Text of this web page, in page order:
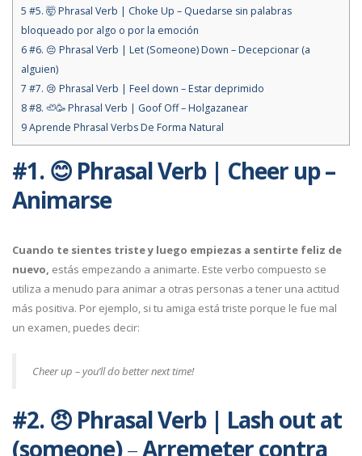
5 #5. 🤯 Phrasal Verb | Choke Up – Quedarse sin palabras
bloqueado por algo o por la emoción
6#6. 😔 Phrasal Verb | Let (Someone) Down – Decepcionar (a
alguien)
7 #7. 😢 Phrasal Verb | Feel down – Estar deprimido
8#8. 🦥🥳 Phrasal Verb | Goof Off – Holgazanear
9Aprende Phrasal Verbs De Forma Natural
#1. 😊 Phrasal Verb| Cheer up –
Animarse
Cuando te sientes triste y luego empiezas a sentirte feliz de
nuevo, estás empezando a animarte. Este verbo compuesto se
utiliza a menudo para animar a otras personas a tener una actitud
más positiva. Por ejemplo, si tu amiga está triste porque le fue mal
un examen, puedes decir:
Cheer up – you’ll do better next time!
#2. 😠 Phrasal Verb| Lash out at
(someone)–Arremeter contra